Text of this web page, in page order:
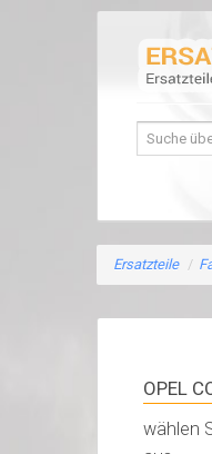
Ersatzteile /
OPEL
wählen